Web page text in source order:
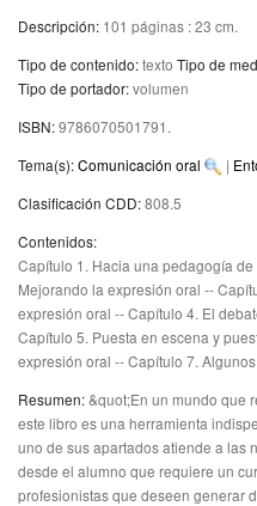
Descripción: 101 páginas : 23 cm.
Tipo de contenido:texto Tipo de
Tipo de portador:volumen
ISBN:9786070501791.
Tema(s):Comunicación oral |
Clasificación CDD:808.5
Contenidos:
Capítulo 1. Hacia una pedagogía
Mejorando la expresión oral --
expresión oral -- Capítulo 4. El
Capítulo 5. Puesta en escena y
expresión oral -- Capítulo 7.
Resumen:&quot;En un mundo que
este libro es una herramienta
uno de sus apartados atiende a las
desde el alumno que requiere un
profesionistas que deseen generar